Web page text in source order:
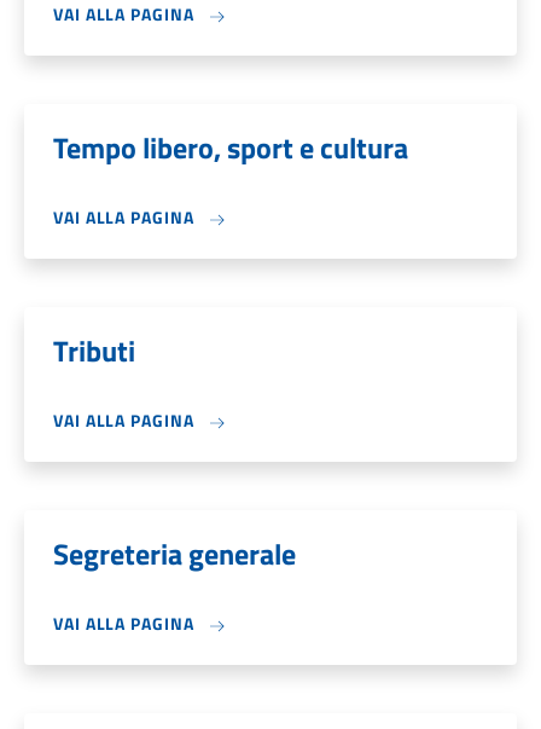
VAI ALLA PAGINA
Tempo libero, sport e cultura
VAI ALLA PAGINA
Tributi
VAI ALLA PAGINA
Segreteria generale
VAI ALLA PAGINA